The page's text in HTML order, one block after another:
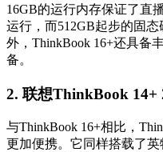
16GB的运行内存保证了直
运行，而512GB起步的固
外，ThinkBook 16+还具备
备。
2. 联想ThinkBook 14+
与ThinkBook 16+相比，
更加便携。它同样搭载了